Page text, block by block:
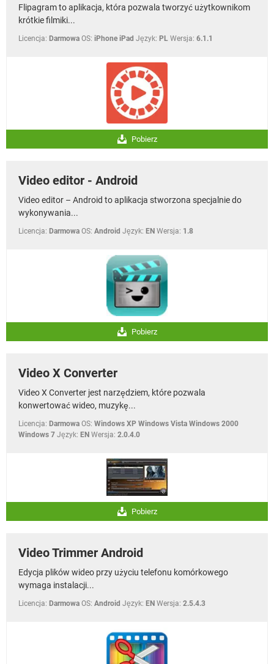
Flipagram to aplikacja, która pozwala tworzyć użytkownikom
krótkie filmiki...
Licencja: Darmowa OS: iPhone iPad Język: PL Wersja: 6.1.1
Pobierz
Video editor - Android
Video editor – Android to aplikacja stworzona specjalnie do
wykonywania...
Licencja: Darmowa OS: Android Język: EN Wersja: 1.8
Pobierz
Video X Converter
Video X Converter jest narzędziem, które pozwala
konwertować wideo, muzykę...
Licencja: Darmowa OS: Windows XP Windows Vista Windows 2000
Windows 7 Język: EN Wersja: 2.0.4.0
Pobierz
Video Trimmer Android
Edycja plików wideo przy użyciu telefonu komórkowego
wymaga instalacji...
Licencja: Darmowa OS: Android Język: EN Wersja: 2.5.4.3